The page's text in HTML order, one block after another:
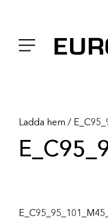
Ladda hem /